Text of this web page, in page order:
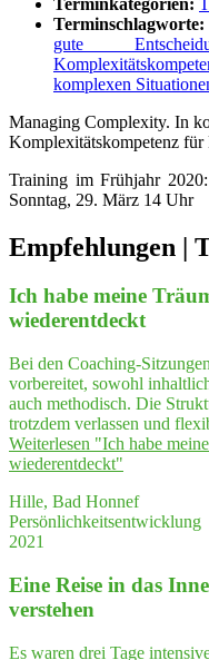
Terminschlagworte:
gute
komplexen
Mana­ging Com­ple­xi­ty. In
Kom­ple­xi­täts­kom­pe­tenz
Trai­ning im Früh­jahr
Sonn­tag, 29. März 14 Uhr
Empfeh­lungen |
Ich habe mei­ne
wiederentdeckt
Bei den Coaching-
vorbereitet, sowohl
auch methodisch. Die
trotzdem verlassen und
Weiterlesen "Ich habe
wiederentdeckt"
Hille, Bad Honnef
Persönlichkeitsentwicklung
2021
Eine Rei­se in das
verstehen
Es waren drei Tage